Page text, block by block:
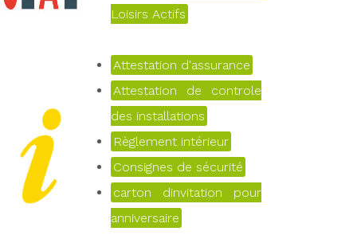
Loisirs Actifs
Attestation d'assurance
Attestation de controle
des installations
Règlement intérieur
Consignes de sécurité
carton dinvitation pour
anniversaire